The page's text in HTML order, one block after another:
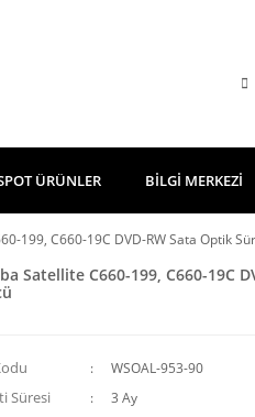
ÜRÜNLER BİLGİ MERKEZİ
199, C660-19C DVD-RW Sata Optik
Satellite C660-199, C660-19C
WSOAL-953-90
Süresi 3 Ay